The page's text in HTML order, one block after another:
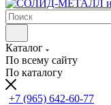
Каталог
По всему сайту
По каталогу
+7 (965) 642-60-77